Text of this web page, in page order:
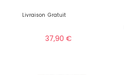
Livraison Gratuit
37,90€